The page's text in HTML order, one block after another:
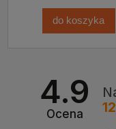
do koszyka
4.9
Ocena